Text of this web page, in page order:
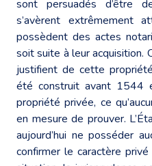
sont persuadés d’être
s’avèrent extrêmement
possèdent des actes
soit suite à leur acquisition.
justifient de cette
été construit avant 1544
propriété privée, ce
en mesure de prouver.
aujourd’hui ne posséder
confirmer le caractère